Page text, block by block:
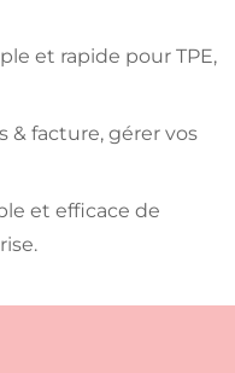
et rapide pour TPE,
& facture, gérer vos
et efficace de